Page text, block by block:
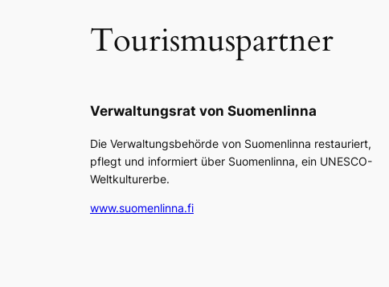
Tourismuspartner
Verwaltungsrat von Suomenlinna
Die Verwaltungsbehörde von Suomenlinna restauriert,
pflegt und informiert über Suomenlinna, ein UNESCO-
Weltkulturerbe.
www.suomenlinna.fi